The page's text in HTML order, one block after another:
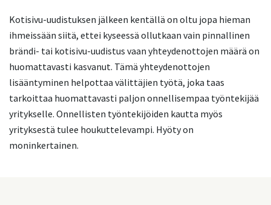
Kotisivu-uudistuksen jälkeen kentällä on oltu jopa hieman
ihmeissään siitä, ettei kyseessä ollutkaan vain pinnallinen
brändi- tai kotisivu-uudistus vaan yhteydenottojen määrä on
huomattavasti kasvanut. Tämä yhteydenottojen
lisääntyminen helpottaa välittäjien työtä, joka taas
tarkoittaa huomattavasti paljon onnellisempaa työntekijää
yritykselle. Onnellisten työntekijöiden kautta myös
yrityksestä tulee houkuttelevampi. Hyöty on
moninkertainen.